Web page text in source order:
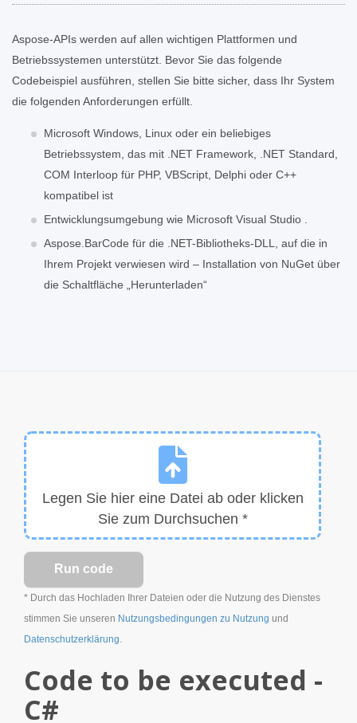
Aspose-APIs werden auf allen wichtigen Plattformen und
Betriebssystemen unterstützt. Bevor Sie das folgende
Codebeispiel ausführen, stellen Sie bitte sicher, dass Ihr System
die folgenden Anforderungen erfüllt.
Microsoft Windows, Linux oder ein beliebiges
Betriebssystem, das mit .NET Framework, .NET Standard,
COM Interloop für PHP, VBScript, Delphi oder C++
kompatibel ist
Entwicklungsumgebung wie Microsoft Visual Studio .
Aspose.BarCode für die .NET-Bibliotheks-DLL, auf die in
Ihrem Projekt verwiesen wird – Installation von NuGet über
die Schaltfläche „Herunterladen“
Legen Sie hier eine Datei ab oder klicken
Sie zum Durchsuchen *
* Durch das Hochladen Ihrer Dateien oder die Nutzung des Dienstes
stimmen Sie unseren Nutzungsbedingungen zu Nutzung und
Datenschutzerklärung
Code to be executed -
C#